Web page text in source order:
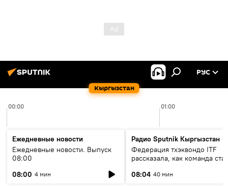
Кыргызстан
РУС
00:00 01:00
Ежедневные новости
Ежедневные новости. Выпуск
08:00
08:00 4 мин
Радио Sputnik Кыргызстан
Федерация тхэквондо ITF
рассказала, как команда
08:04 40 мин